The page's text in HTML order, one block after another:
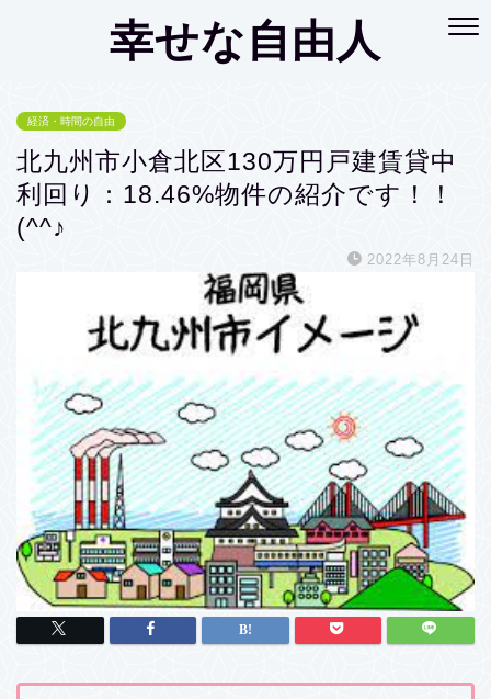
幸せな自由人
経済・時間の自由
北九州市小倉北区130万円戸建賃貸中
利回り：18.46%物件の紹介です！！
(^^♪
2022年8月24日